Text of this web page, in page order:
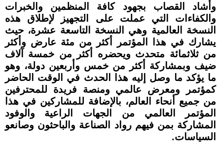
وأشاد القصاب بجهود كافة المنظمين والخبرات
والكفاءات التي عملت على التجهيز لإطلاق هذه
النسخة العالمية وهي النسخة التاسعة عشرة، حيث
يشارك في هذا المؤتمر أكثر من مئة عارض وأكثر
من ثلاثمائة متحدث ويحضره أكثر من خمسة آلاف
ضيف وبمشاركة أكثر من خمس وأربعين دولة، وهو
ما يؤكد ما وصل إليه هذا الحدث في الوقت الحاضر
كمؤتمر ومعرض عالمي ومنصة فريدة للمحترفين
من جميع أنحاء العالم، بالإضافة للمشاركين في هذا
المؤتمر العالمي من الجهات الراعية والوفود
المشاركة بمن فيهم رواد الصناعة والباحثون وصانعو
السياسات.